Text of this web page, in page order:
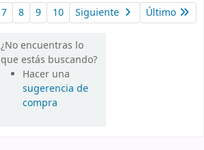
7 8 9 10 Siguiente Último
¿No encuentras lo
que estás buscando?
Hacer una
sugerencia de
compra